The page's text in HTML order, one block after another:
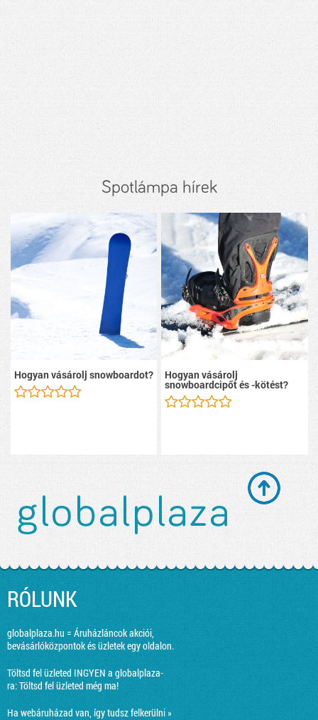
Spotlámpa hírek
Hogyan vásárolj snowboardot? Hogyan vásárolj
snowboardcipőt és -kötést?
RÓLUNK
globalplaza.hu = Áruházláncok akciói,
bevásárlóközpontok és üzletek egy oldalon.
Töltsd fel üzleted INGYEN a globalplaza-
ra:Töltsd fel üzleted még ma!
Ha webáruházad van, így tudsz felkerülni »